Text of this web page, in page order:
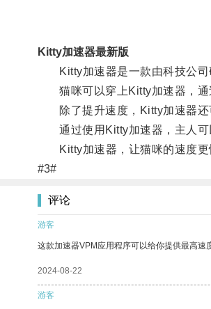
Kitty加速器最新版
Kitty加速器是一款由科技公司
猫咪可以穿上Kitty加速器，通
除了提升速度，Kitty加速器还
通过使用Kitty加速器，主人可
Kitty加速器，让猫咪的速度更
#3#
评论
游客
这款加速器VPM应用程序可以给你提供最高速
2024-08-22
游客